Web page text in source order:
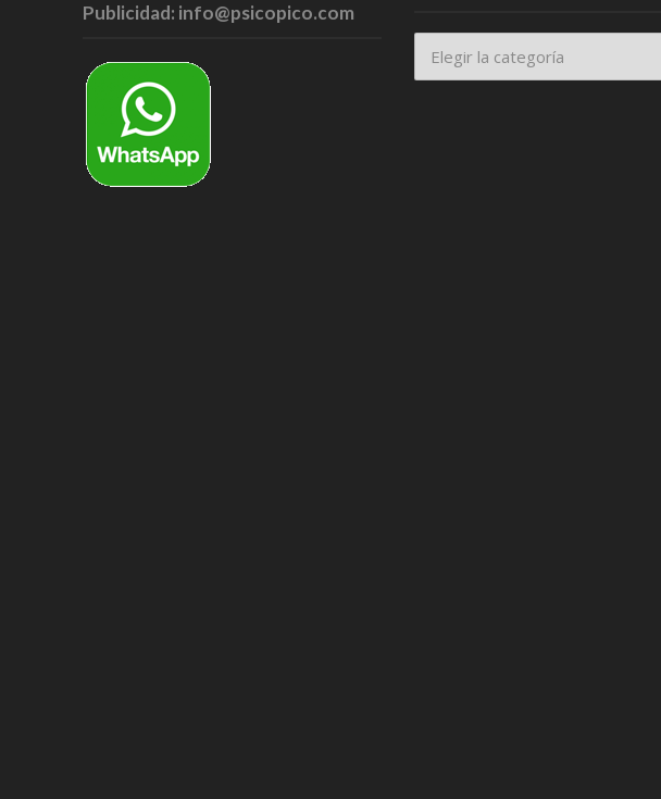
Publicidad: info@psicopico.com